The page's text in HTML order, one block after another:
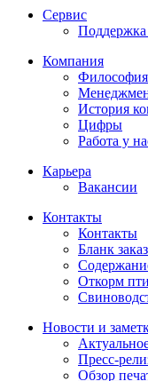
Сервис
Поддержка
Компания
История
Цифры
Работа у
Карьера
Вакансии
Контакты
Контакты
Бланк
Откорм
Новости и
Пресс-
Обзор